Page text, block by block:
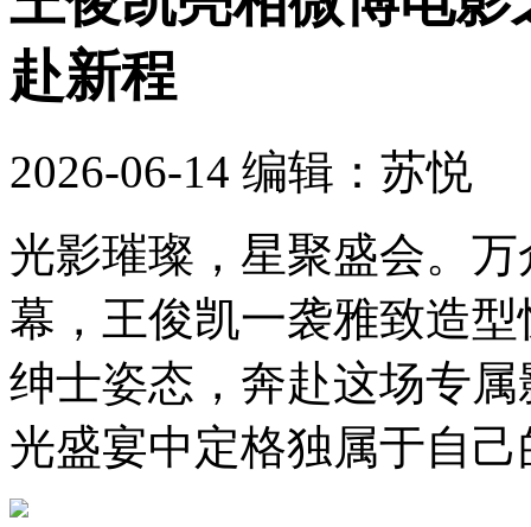
赴新程
2026-06-14 编辑：苏悦
光影璀璨，星聚盛会。
幕，王俊凯一袭雅致造
绅士姿态，奔赴这场专
光盛宴中定格独属于自